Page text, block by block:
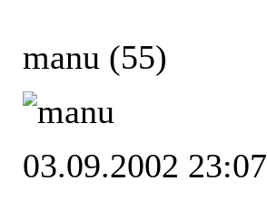
manu (55)
03.09.2002 23:07